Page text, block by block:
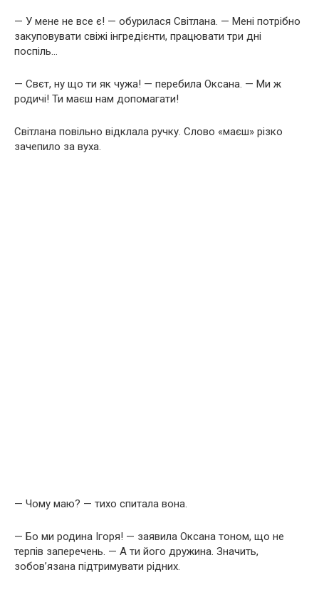
— У мене не все є! — обурилася Світлана. — Мені потрібно
закуповувати свіжі інгредієнти, працювати три дні
поспіль…
— Свєт, ну що ти як чужа! — перебила Оксана. — Ми ж
родичі! Ти маєш нам допомагати!
Світлана повільно відклала ручку. Слово «маєш» різко
зачепило за вуха.
— Чому маю? — тихо спитала вона.
— Бо ми родина Ігоря! — заявила Оксана тоном, що не
терпів заперечень. — А ти його дружина. Значить,
зобов’язана підтримувати рідних.